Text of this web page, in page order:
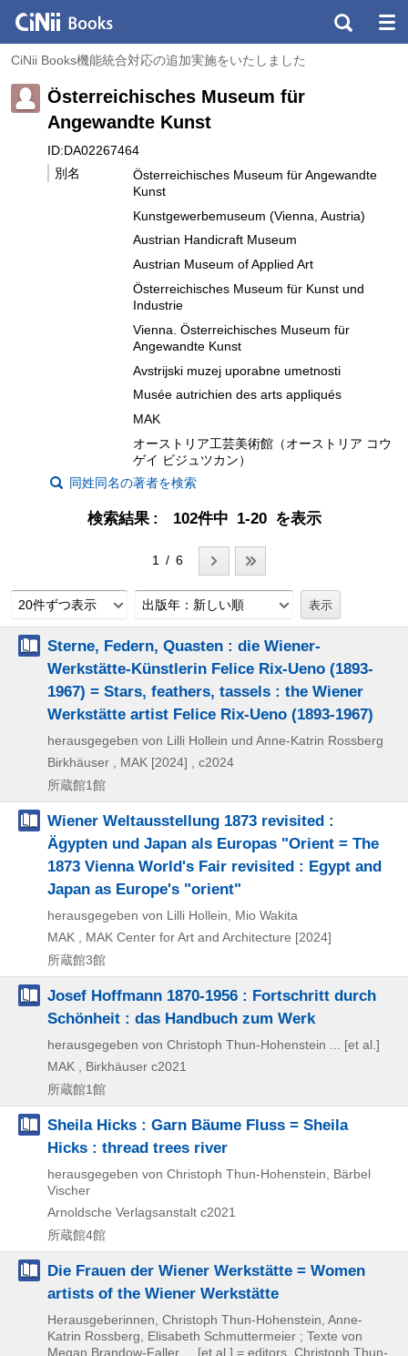
CiNii Books機能統合対応の追加実施をいたしました
Österreichisches Museum für
Angewandte Kunst
ID:DA02267464
別名
Österreichisches Museum für Angewandte
Kunst
Kunstgewerbemuseum (Vienna, Austria)
Austrian Handicraft Museum
Austrian Museum of Applied Art
Österreichisches Museum für Kunst und
Industrie
Vienna. Österreichisches Museum für
Angewandte Kunst
Avstrijski muzej uporabne umetnosti
Musée autrichien des arts appliqués
MAK
オーストリア工芸美術館（オーストリア コウ
ゲイ ビジュツカン）
同姓同名の著者を検索
検索結果 102件中 1-20 を表示
1 / 6
20件ずつ表示 出版年：新しい順
Sterne, Federn, Quasten : die Wiener-
Werkstätte-Künstlerin Felice Rix-Ueno (1893-
1967) = Stars, feathers, tassels : the Wiener
Werkstätte artist Felice Rix-Ueno (1893-1967)
herausgegeben von Lilli Hollein und Anne-Katrin Rossberg
Birkhäuser , MAK [2024] , c2024
所蔵館1館
Wiener Weltausstellung 1873 revisited :
Ägypten und Japan als Europas "Orient = The
1873 Vienna World's Fair revisited : Egypt and
Japan as Europe's "orient"
herausgegeben von Lilli Hollein, Mio Wakita
MAK , MAK Center for Art and Architecture [2024]
所蔵館3館
Josef Hoffmann 1870-1956 : Fortschritt durch
Schönheit : das Handbuch zum Werk
herausgegeben von Christoph Thun-Hohenstein ... [et al.]
MAK , Birkhäuser c2021
所蔵館1館
Sheila Hicks : Garn Bäume Fluss = Sheila
Hicks : thread trees river
herausgegeben von Christoph Thun-Hohenstein, Bärbel
Vischer
Arnoldsche Verlagsanstalt c2021
所蔵館4館
Die Frauen der Wiener Werkstätte = Women
artists of the Wiener Werkstätte
Herausgeberinnen, Christoph Thun-Hohenstein, Anne-
Katrin Rossberg, Elisabeth Schmuttermeier ; Texte von
Megan Brandow-Faller ... [et al.] = editors, Christoph Thun-